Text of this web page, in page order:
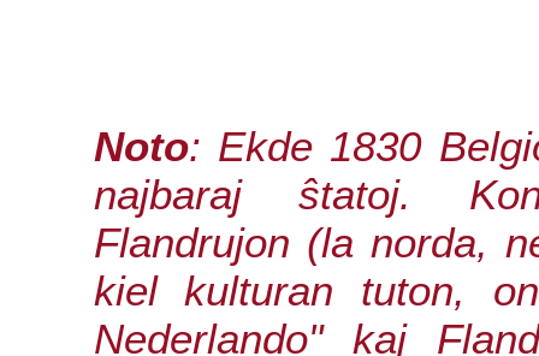
Noto: Ekde 1830
najbaraj ŝtatoj.
Flandrujon (la norda,
kiel kulturan tuton,
Nederlando" kaj